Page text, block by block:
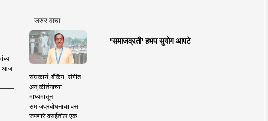
आज
जरुर वाचा
'समाजव्रती' हभप सुयोग आपटे
संघकार्य, बँकिंग, संगीत
अन् कीर्तनाच्या
माध्यमातून
समाजप्रबोधनाचा वसा
जपणारे वसईतील एक